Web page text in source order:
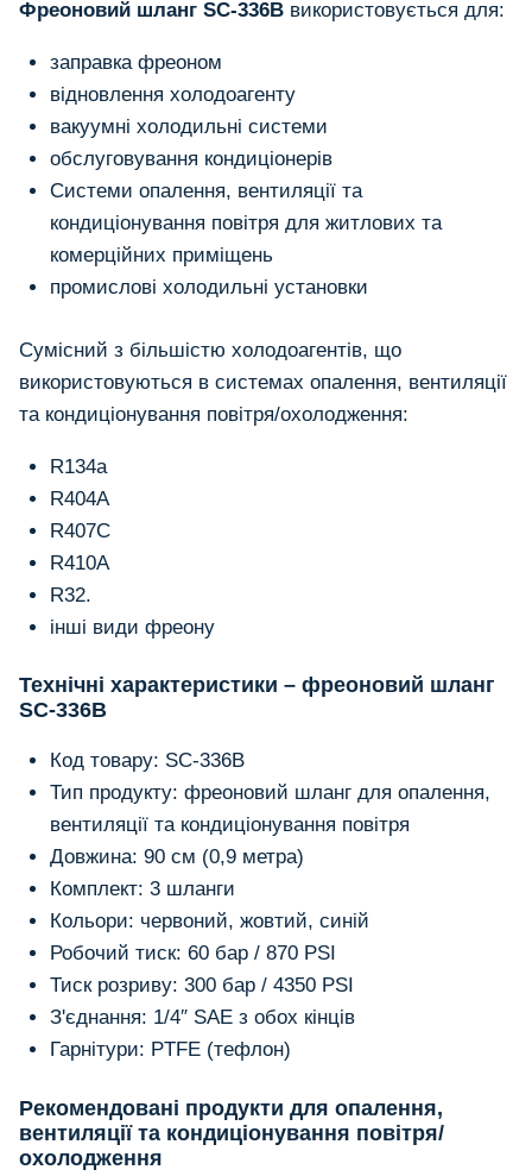
Фреоновий шланг SC-336B використовується для:
заправка фреоном
відновлення холодоагенту
вакуумні холодильні системи
обслуговування кондиціонерів
Системи опалення, вентиляції та
кондиціонування повітря для житлових та
комерційних приміщень
промислові холодильні установки
Сумісний з більшістю холодоагентів, що
використовуються в системах опалення, вентиляції
та кондиціонування повітря/охолодження:
R134a
R404A
R407C
R410A
R32.
інші види фреону
Технічні характеристики – фреоновий шланг
SC-336B
Код товару: SC-336B
Тип продукту: фреоновий шланг для опалення,
вентиляції та кондиціонування повітря
Довжина: 90 см (0,9 метра)
Комплект: 3 шланги
Кольори: червоний, жовтий, синій
Робочий тиск: 60 бар / 870 PSI
Тиск розриву: 300 бар / 4350 PSI
З'єднання: 1/4″ SAE з обох кінців
Гарнітури: PTFE (тефлон)
Рекомендовані продукти для опалення,
вентиляції та кондиціонування повітря/
охолодження